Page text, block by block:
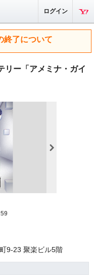
ログイン
終了について
リー「​アメミナ・ガイ
9-23 聚楽ビル5階